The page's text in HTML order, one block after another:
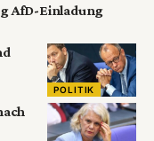
AfD-Einladung
POLITIK